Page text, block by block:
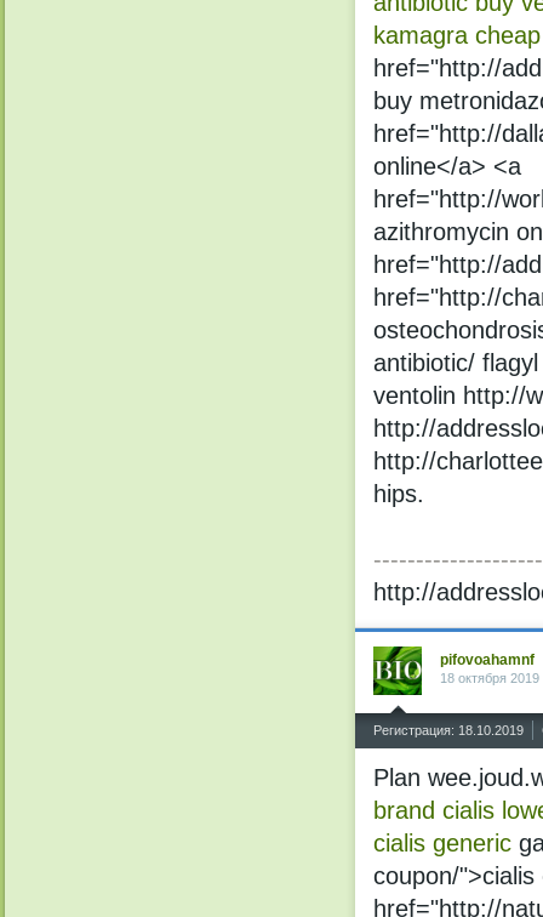
kamagra cheap
href="http://
buy
href="http://
online</a> <a
href="http://
azithromycin
href="http://
href="http://
antibiotic/
ventolin http://
http://
http://
hips.
--------------------
http://
pifovoahamnf
18 октября 2019
Регистрация: 18.10.2019
Plan
brand cialis
cialis generic
coupon/
href="http://